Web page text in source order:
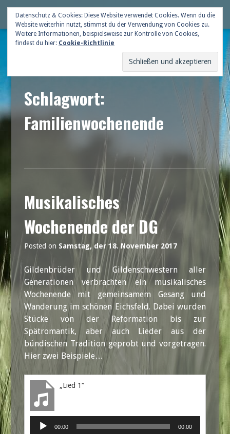
Skip
content
Deutsche Gildenschaft
Schlagwort:
Familienwochenende
Musikalisches
Wochenende der DG
Posted on Samstag, der 18. November 2017
Gildenbrüder und Gildenschwestern aller
Generationen verbrachten ein musikalisches
Wochenende mit gemeinsamem Gesang und
Wanderung im schönen Eichsfeld. Dabei wurden
Stücke von der Reformation bis zur
Spätromantik, aber auch Lieder aus der
bündischen Tradition geprobt und vorgetragen.
Hier zwei Beispiele…
„Lied 1“
Audio-
Player
00:00 00:00
Datenschutz & Cookies: Diese Website verwendet Cookies. Wenn du die
Website weiterhin nutzt, stimmst du der Verwendung von Cookies zu.
Weitere Informationen, beispielsweise zur Kontrolle von Cookies,
findest du hier: Cookie-Richtlinie